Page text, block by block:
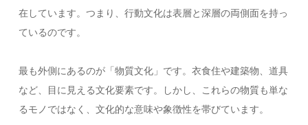
在しています。つまり、行動文化は表層と深層の両側面を持っ
ているのです。
最も外側にあるのが「物質文化」です。衣食住や建築物、道具
など、目に見える文化要素です。しかし、これらの物質も単な
るモノではなく、文化的な意味や象徴性を帯びています。